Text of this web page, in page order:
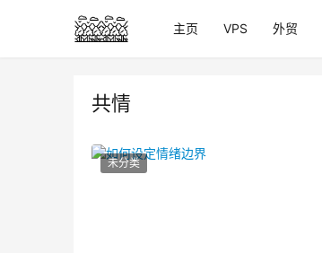
主页 VPS 外贸
共情
未分类